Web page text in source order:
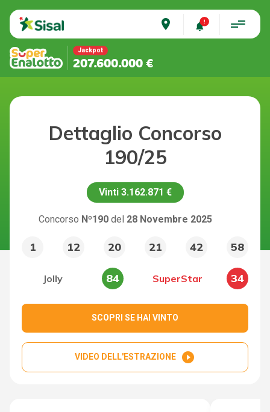
place
Jackpot
207.600.000 €
Dettaglio Concorso
190/25
Vinti 3.162.871 €
Concorso Nº190 del 28 Novembre 2025
1 12 20 21 42 58
Jolly 84 SuperStar 34
SCOPRI SE HAI VINTO
VIDEO DELL'ESTRAZIONE play_circle_filled